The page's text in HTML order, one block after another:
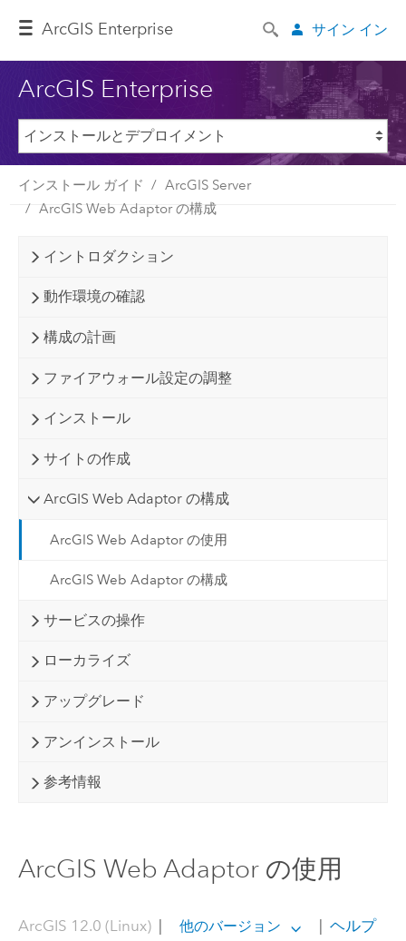
ArcGIS Enterprise サイン イン
ArcGIS Enterprise
インストール ガイド
ArcGIS Server
ArcGIS Web Adaptor の構成
イントロダクション
動作環境の確認
構成の計画
ファイアウォール設定の調整
インストール
サイトの作成
ArcGIS Web Adaptor の構成
ArcGIS Web Adaptor の使用
ArcGIS Web Adaptor の構成
サービスの操作
ローカライズ
アップグレード
アンインストール
参考情報
ArcGIS Web Adaptor の使用
ArcGIS 12.0 (Linux)| 他のバージョン
ヘルプ